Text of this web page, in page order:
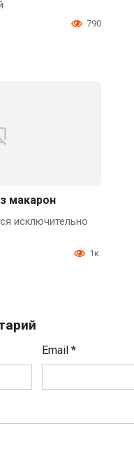
790
макарон
исключительно
1к.
Email*